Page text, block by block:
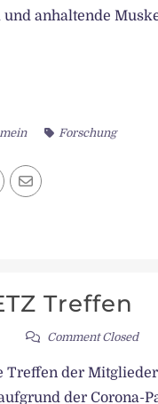
anhaltende
Forschung
Treffen
Comment Closed
Treffen der
der Corona-